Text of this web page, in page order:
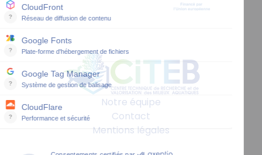
Notre équipe
Contact
Mentions légales